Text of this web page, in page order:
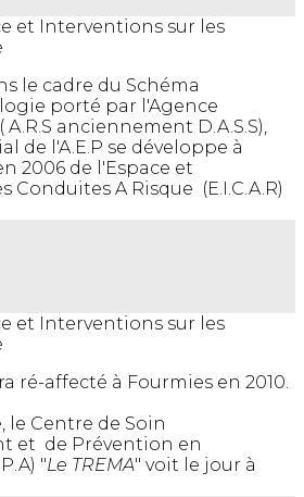
et Interventions sur les
le cadre du Schéma
porté par l'Agence
anciennement D.A.S.S),
de l'A.E.P se développe à
2006 de l'Espace et
Conduites A Risque (E.I.C.A.R)
et Interventions sur les
ré-affecté à Fourmies en 2010.
le Centre de Soin
et de Prévention en
"Le TREMA" voit le jour à